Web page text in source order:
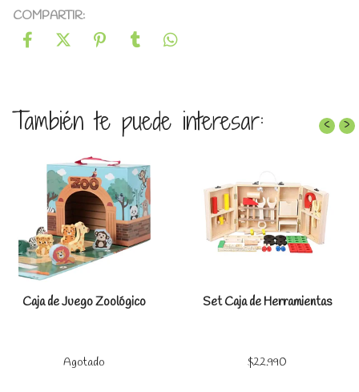
COMPARTIR:
También te puede interesar:
Caja de Juego Zoológico
Agotado
Set Caja de Herramientas
$22.990
‹ ›